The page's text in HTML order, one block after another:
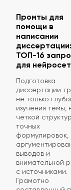
Промты для
помощи в
написании
диссертации:
ТОП-16
для
Подготовка
диссертации
не только
изучения темы,
четкой
точных
формулировок,
выводов и
внимательной
с источниками.
Грамотно